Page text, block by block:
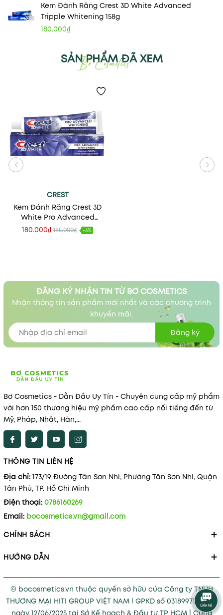
Kem Đánh Răng Crest 3D White Advanced
Tripple Whitening 158g
180.000₫
SẢN PHẨM ĐÃ XEM
CREST
Kem Đánh Răng Crest 3D
White Pro Advanced
Whitening 147g
180.000₫ 185.000₫ -3%
ĐĂNG KÝ NHẬN TIN TỪ BƠ COSMETICS
Nhận thông tin sản phẩm mới nhất và các chương trình
khuyến mãi.
Đăng ký
Bơ Cosmetics - Dẫn Đầu Uy Tín - Chuyên cung cấp mỹ phẩm
với hơn 150 thương hiệu mỹ phẩm cao cấp nổi tiếng đến từ
Mỹ, Pháp, Nhật, Hàn,...
THÔNG TIN LIÊN HỆ
Địa chỉ: 173/19 Đường Tân Sơn Nhì, Phường Tân Sơn Nhì, Quận
Tân Phú, TP. Hồ Chí Minh
Điện thoại: 0786160269
Email: bocosmetics.vn@gmail.com
CHÍNH SÁCH
HƯỚNG DẪN
© bocosmetics.vn thuộc quyền sở hữu của Công ty TNHH
THƯƠNG MẠI HITI GROUP VIỆT NAM l GPKD số 0318997121 cấp
ngày 12/06/2025 tại Sở Kế hoạch & Đầu tư TP HCM Cung